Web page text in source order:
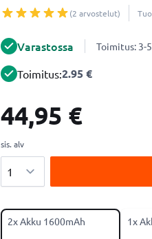
(2 arvostelut)
Varastossa Toimitus: 3-
Toimitus:2.95 €
44,95 €
sis. alv
2x Akku 1600mAh 1x